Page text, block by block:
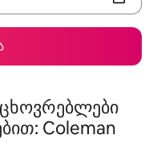
Coleman